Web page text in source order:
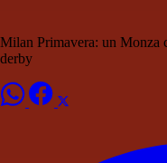
Milan Primavera: un Monza
derby